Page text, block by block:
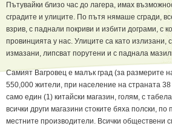
Пътувайки близо час до лагера, имах
сградите и улиците. По пътя нямаше сгради,
взрив, с паднали покриви и избити дограми, с
провинцията у нас. Улиците са като излизани,
измазани, липсват порутени и с паднала
Самият Вагровец е малък град (за размерите
550,000 жители, при население на страната
само един (1) китайски магазин, голям, с табела
всички други магазини стоките бяха полски,
местните производители. Всички обществени